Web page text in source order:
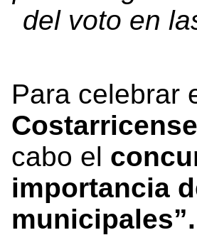
del voto en
Para celebrar
cabo el
importancia
municipales”.